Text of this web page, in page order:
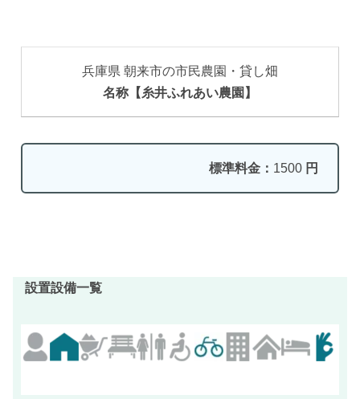
兵庫県 朝来市の市民農園・貸し畑
名称【糸井ふれあい農園】
標準料金： 1500 円
設置設備一覧